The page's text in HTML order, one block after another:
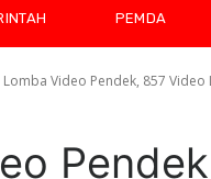
PEMDA
Lomba Video Pendek, 857 Video